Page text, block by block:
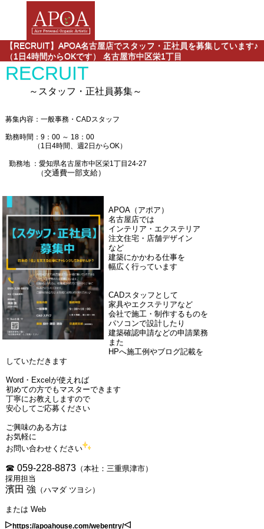
【RECRUIT】APOA名古屋店でスタッフ・正社員を募集しています♪
（1日4時間からOKです） 名古屋市中区栄1丁目
RECRUIT
～スタッフ・正社員募集～
募集内容：一般事務・CADスタッフ
勤務時間：9：00 ～ 18：00
（1日4時間、週2日からOK）
勤務地 ：愛知県名古屋市中区栄1丁目24-27
（交通費一部支給）
APOA（アポア）
名古屋店では
インテリア・エクステリア
注文住宅・店舗デザイン
など
建築にかかわる仕事を
幅広く行っています
CADスタッフとして
家具やエクステリアなど
会社で施工・制作するものを
パソコンで設計したり
建築確認申請などの申請業務
また
HPへ施工例やブログ記載を
していただきます
Word・Excelが使えれば
初めての方でもマスターできます
丁寧にお教えしますので
安心してご応募ください
ご興味のある方は
お気軽に
お問い合わせください
☎ 059-228-8873（本社：三重県津市）
採用担当
濱田 強 （ハマダ ツヨシ）
または Web
▹https://apoahouse.com/webentry/◃